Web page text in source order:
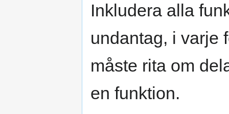
Inkludera alla
undantag, i varje
måste rita om
en funktion.